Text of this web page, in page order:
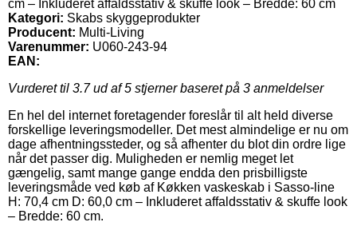
cm – Inkluderet affaldsstativ & skuffe look – Bredde: 60 cm
Kategori: Skabs skyggeprodukter
Producent: Multi-Living
Varenummer: U060-243-94
EAN:
Vurderet til 3.7ud af 5 stjerner baseret på 3 anmeldelser
En hel del internet foretagender foreslår til alt held diverse
forskellige leveringsmodeller. Det mest almindelige er nu om
dage afhentningssteder, og så afhenter du blot din ordre lige
når det passer dig. Muligheden er nemlig meget let
gængelig, samt mange gange endda den prisbilligste
leveringsmåde ved køb af Køkken vaskeskab i Sasso-line
H: 70,4 cm D: 60,0 cm – Inkluderet affaldsstativ & skuffe look
– Bredde: 60 cm.